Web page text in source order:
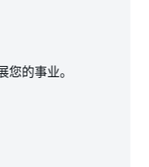
的事业。